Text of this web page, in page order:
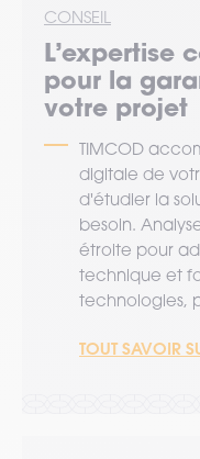
CONSEIL
L’expertise
pour la
votre projet
TIMCOD
digitale de
d'étudier la
besoin.
étroite pour
technique et
technologies,
TOUT SAVOIR